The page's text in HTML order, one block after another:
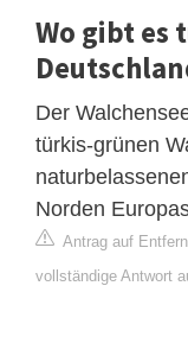
Wo gibt es
Der
türkis-grünen
Norden
Antrag auf
vollständige Antwort